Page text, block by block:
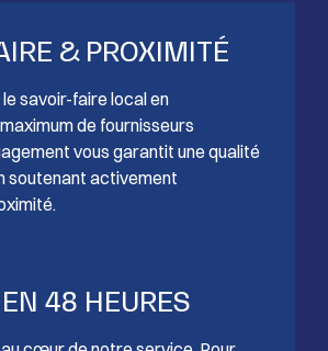
& PROXIMITÉ
savoir-faire local en
de fournisseurs
vous garantit une qualité
soutenant activement
48 HEURES